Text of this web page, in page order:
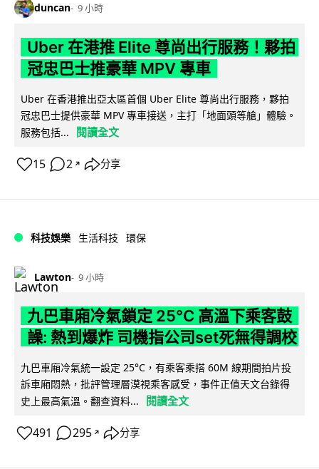
duncan 9 小時
Uber 在港推 Elite 尊尚出行服務！夥拍
冠忠巴士推豪華 MPV 專車
Uber 在香港推出亞太區首個 Uber Elite 尊尚出行服務，夥拍
冠忠巴士提供豪華 MPV 專車接送，主打「地面頭等艙」體驗。
服務包括...
閱讀全文
15 2 ↗ 分享
科技娛樂 生活科技 環保
Lawton 9 小時
九巴車廂冷氣鎖定 25°C 高溫下乘客鼓
譟: 熱到爆炸 司機指公司set死無得調校
九巴車廂冷氣統一設定 25°C，有乘客乘搭 60M 線期間拍片投
訴車廂悶熱，批評管理層漠視乘客感受，事件正值天文台錄得
史上最高氣溫。翻查資料...
閱讀全文
491 295 ↗ 分享